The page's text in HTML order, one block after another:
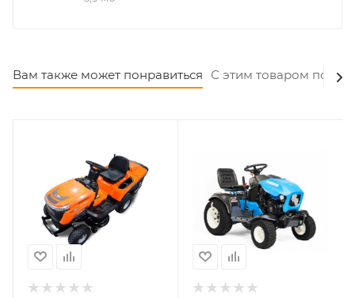
Вам также может понравиться С этим товаром